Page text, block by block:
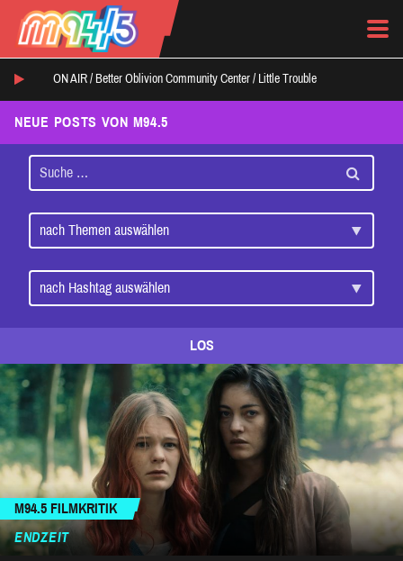
ON AIR / Better Oblivion Community Center / Little Trouble
NEUE POSTS VON M94.5
LOS
M94.5 FILMKRITIK
ENDZEIT